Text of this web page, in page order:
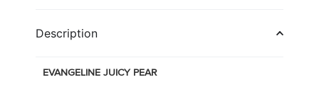
Description
EVANGELINE JUICY PEAR